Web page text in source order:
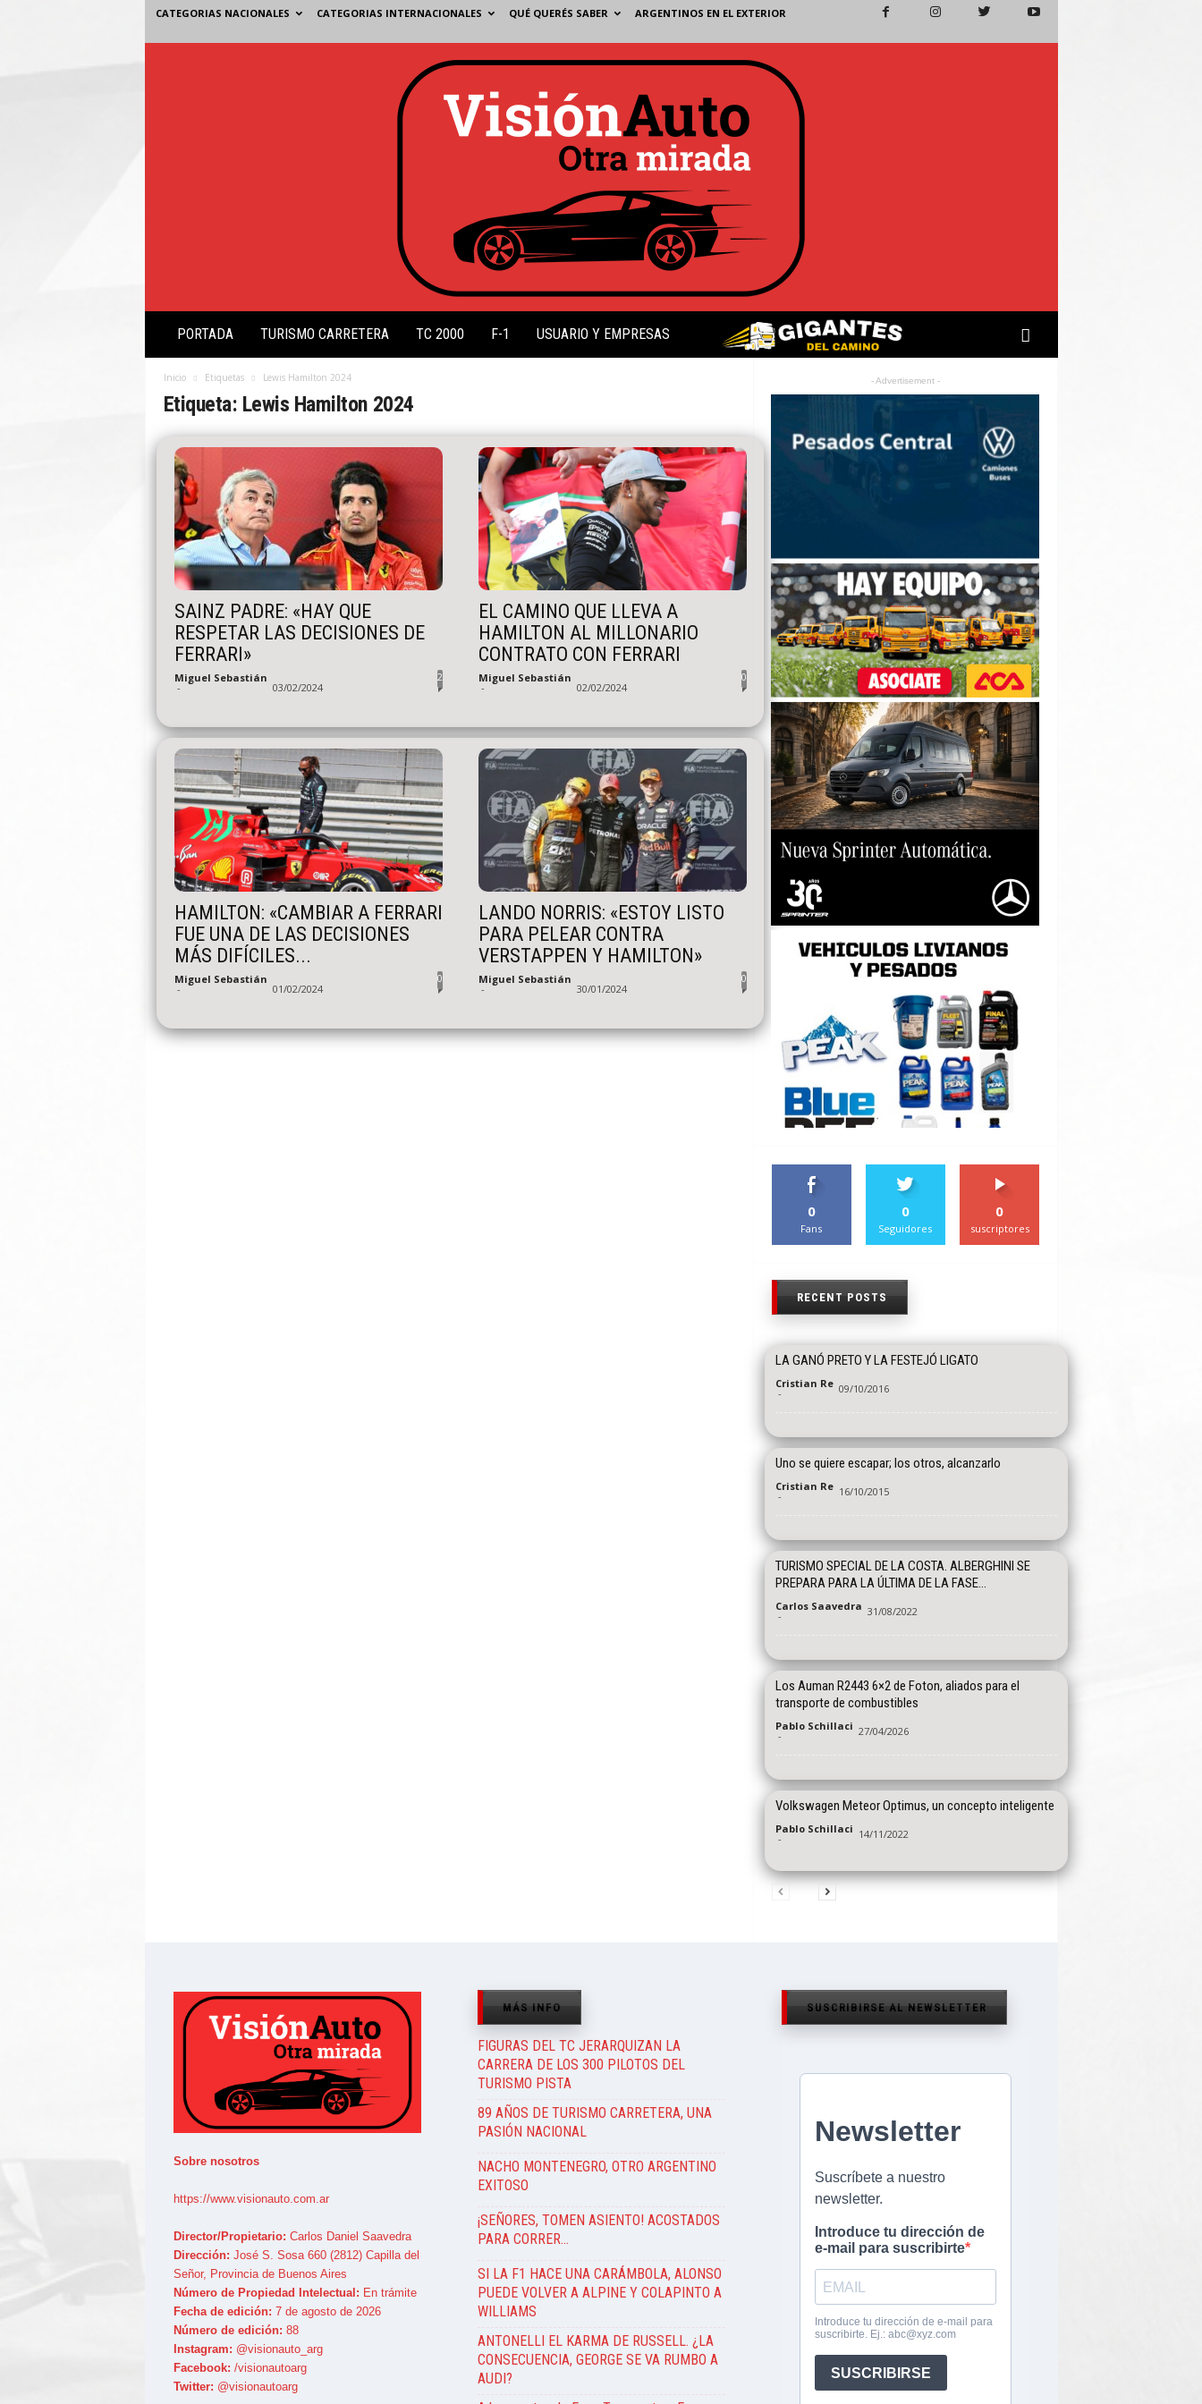
CATEGORIAS NACIONALES CATEGORIAS INTERNACIONALES QUÉ QUERÉS SABER ARGENTINOS EN EL EXTERIOR
s
PORTADA TURISMO CARRETERA TC 2000 F-1 USUARIO Y EMPRESAS
Inicio Etiquetas Lewis Hamilton 2024
Etiqueta: Lewis Hamilton 2024
SAINZ PADRE: «HAY QUE
RESPETAR LAS DECISIONES DE
FERRARI»
Miguel Sebastián
- 03/02/2024
2
EL CAMINO QUE LLEVA A
HAMILTON AL MILLONARIO
CONTRATO CON FERRARI
Miguel Sebastián
- 02/02/2024
0
HAMILTON: «CAMBIAR A FERRARI
FUE UNA DE LAS DECISIONES
MÁS DIFÍCILES...
Miguel Sebastián
- 01/02/2024
0
LANDO NORRIS: «ESTOY LISTO
PARA PELEAR CONTRA
VERSTAPPEN Y HAMILTON»
Miguel Sebastián
- 30/01/2024
0
- Advertisement -
0
Fans
0
Seguidores
0
suscriptores
RECENT POSTS
LA GANÓ PRETO Y LA FESTEJÓ LIGATO
Cristian Re
- 09/10/2016
Uno se quiere escapar; los otros, alcanzarlo
Cristian Re
- 16/10/2015
TURISMO SPECIAL DE LA COSTA. ALBERGHINI SE
PREPARA PARA LA ÚLTIMA DE LA FASE...
Carlos Saavedra
- 31/08/2022
Los Auman R2443 6×2 de Foton, aliados para el
transporte de combustibles
Pablo Schillaci
- 27/04/2026
Volkswagen Meteor Optimus, un concepto inteligente
Pablo Schillaci
- 14/11/2022
Sobre nosotros
https://www.visionauto.com.ar
Director/Propietario: Carlos Daniel Saavedra
Dirección: José S. Sosa 660 (2812) Capilla del
Señor, Provincia de Buenos Aires
Número de Propiedad Intelectual: En trámite
Fecha de edición: 7 de agosto de 2026
Número de edición: 88
Instagram: @visionauto_arg
Facebook: /visionautoarg
Twitter: @visionautoarg
MÁS INFO
FIGURAS DEL TC JERARQUIZAN LA
CARRERA DE LOS 300 PILOTOS DEL
TURISMO PISTA
89 AÑOS DE TURISMO CARRETERA, UNA
PASIÓN NACIONAL
NACHO MONTENEGRO, OTRO ARGENTINO
EXITOSO
¡SEÑORES, TOMEN ASIENTO! ACOSTADOS
PARA CORRER…
SI LA F1 HACE UNA CARÁMBOLA, ALONSO
PUEDE VOLVER A ALPINE Y COLAPINTO A
WILLIAMS
ANTONELLI EL KARMA DE RUSSELL. ¿LA
CONSECUENCIA, GEORGE SE VA RUMBO A
AUDI?
SUSCRIBIRSE AL NEWSLETTER